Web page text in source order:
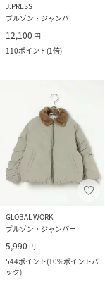
J.PRESS
ブルゾン・ジャンパー
12,100 円
110ポイント(1倍)
GLOBAL WORK
ブルゾン・ジャンパー
5,990 円
544ポイント(10%ポイントバ
ック)